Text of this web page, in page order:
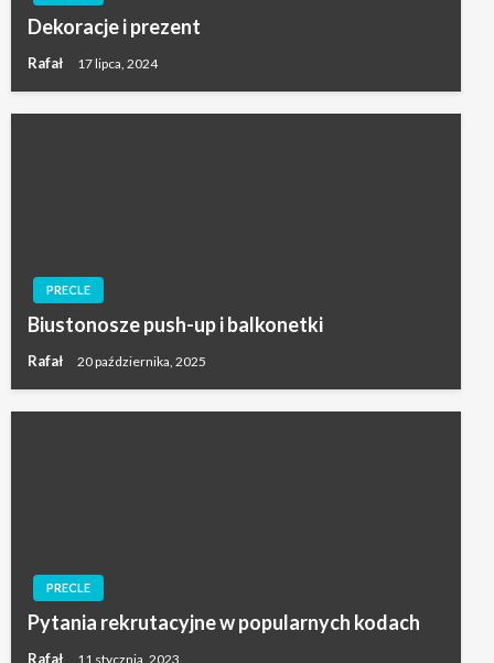
Dekoracje i prezent
Rafał 17 lipca, 2024
PRECLE
Biustonosze push-up i balkonetki
Rafał 20 października, 2025
PRECLE
Pytania rekrutacyjne w popularnych kodach
Rafał 11 stycznia, 2023